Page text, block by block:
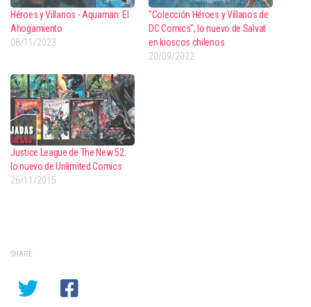
Héroes y Villanos - Aquaman: El
Ahogamiento
08/11/2023
"Colección Héroes y Villanos de
DC Comics", lo nuevo de Salvat
en kioscos chilenos
20/09/2022
Justice League de The New 52:
lo nuevo de Unlimited Comics
26/11/2015
SHARE